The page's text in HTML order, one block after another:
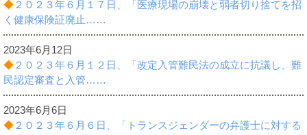
◆２０２３年６月１７日、「医療現場の崩壊と弱者切り捨てを招
く健康保険証廃止……
2023年6月12日
◆２０２３年６月１２日、「改定入管難民法の成立に抗議し、難
民認定審査と入管……
2023年6月6日
◆２０２３年６月６日、「トランスジェンダーの弁護士に対する